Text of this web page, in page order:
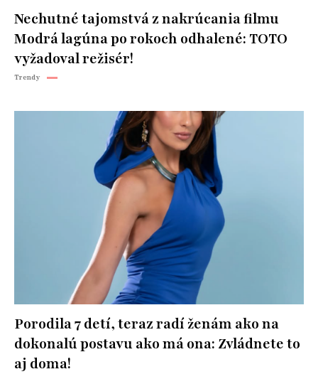
Nechutné tajomstvá z nakrúcania filmu
Modrá lagúna po rokoch odhalené: TOTO
vyžadoval režisér!
Trendy
Porodila 7 detí, teraz radí ženám ako na
dokonalú postavu ako má ona: Zvládnete to
aj doma!